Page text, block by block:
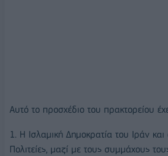
Αυτό το προσχέδιο του πρακτορείου
1. Η Ισλαμική Δημοκρατία του Ιράν
Πολιτείες, μαζί με τους συμμάχους